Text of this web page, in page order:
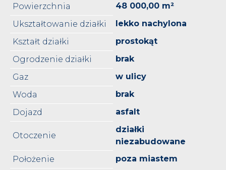
Powierzchnia
48 000,00 m²
Ukształtowanie działki
lekko nachylona
Kształt działki
prostokąt
Ogrodzenie działki
brak
Gaz
w ulicy
Woda
brak
Dojazd
asfalt
Otoczenie
działki
niezabudowane
Położenie
poza miastem